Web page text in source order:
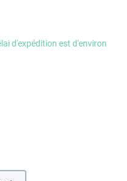
d'expédition est d'environ